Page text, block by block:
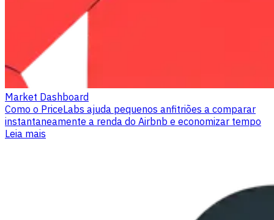
Market Dashboard
Como o PriceLabs ajuda pequenos anfitriões a comparar
instantaneamente a renda do Airbnb e economizar tempo
Leia mais